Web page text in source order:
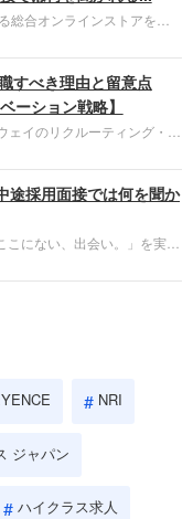
企業研究にご活用くださ
総合オンラインストアを運
Amazon。中途採用面接では
果やリーダーシップの発揮、
され、人間性やカルチャーフ
、長期的に成長できる仲間
されます。
すべき理由と留意点
ーション戦略】
イのリクルーティング・パ
業口コミサイト「キャリコ
トがお勧めするイチオシ企業
の企業研究にご活用くださ
途採用面接では何を聞か
にない、出会い。」を実現
れるほか、「人間性」も評価
NRI
ジャパン
ハイクラス求人